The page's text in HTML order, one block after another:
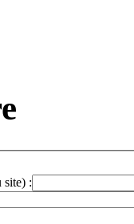
site) :